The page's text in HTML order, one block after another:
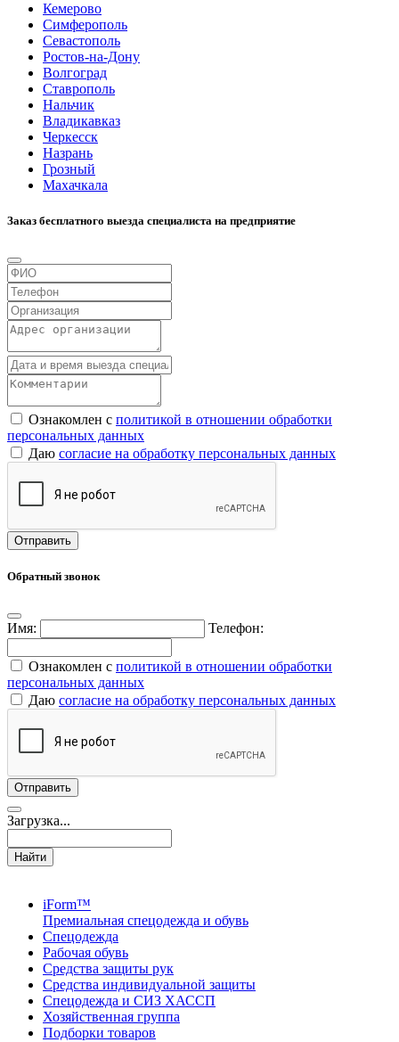
Кемерово
Симферополь
Севастополь
Ростов-на-Дону
Волгоград
Ставрополь
Нальчик
Владикавказ
Черкесск
Назрань
Грозный
Махачкала
Заказ бесплатного выезда специалиста на предприятие
Ознакомлен с политикой в отношении обработки
персональных данных
Даю согласие на обработку персональных данных
Обратный звонок
Имя: Телефон:
Ознакомлен с политикой в отношении обработки
персональных данных
Даю согласие на обработку персональных данных
Загрузка...
Найти
iForm™
Премиальная спецодежда и обувь
Спецодежда
Рабочая обувь
Средства защиты рук
Средства индивидуальной защиты
Спецодежда и СИЗ ХАССП
Хозяйственная группа
Подборки товаров